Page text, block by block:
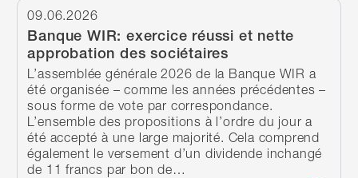
Banque WIR: exercice réussi et nette
approbation des sociétaires
09.06.2026
L’assemblée générale 2026 de la Banque WIR a
été organisée – comme les années précédentes –
sous forme de vote par correspondance.
L’ensemble des propositions à l’ordre du jour a
été accepté à une large majorité. Cela comprend
également le versement d’un dividende inchangé
de 11 francs par bon de…
Continuer à lire